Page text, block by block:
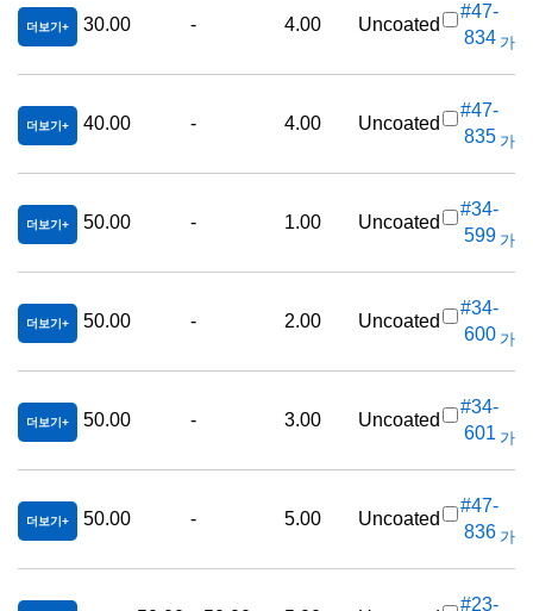
더보기 30.00 - 4.00 Uncoated
#47-
834 가
더보기 40.00 - 4.00 Uncoated
#47-
835 가
더보기 50.00 - 1.00 Uncoated
#34-
599 가
더보기 50.00 - 2.00 Uncoated
#34-
600 가
더보기 50.00 - 3.00 Uncoated
#34-
601 가
더보기 50.00 - 5.00 Uncoated
#47-
836 가
#23-